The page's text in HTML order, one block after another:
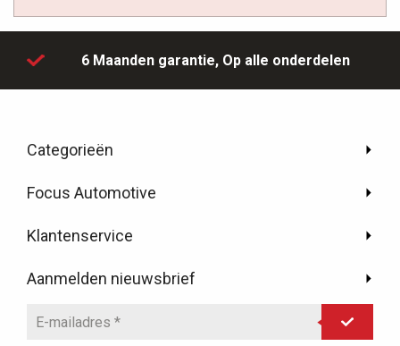
6 Maanden garantie, Op alle onderdelen
Categorieën
Focus Automotive
Klantenservice
Aanmelden nieuwsbrief